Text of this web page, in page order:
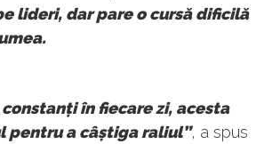
lideri, dar pare o cursă dificilă
în fiecare zi, acesta
pentru a câștiga raliul”, a spus